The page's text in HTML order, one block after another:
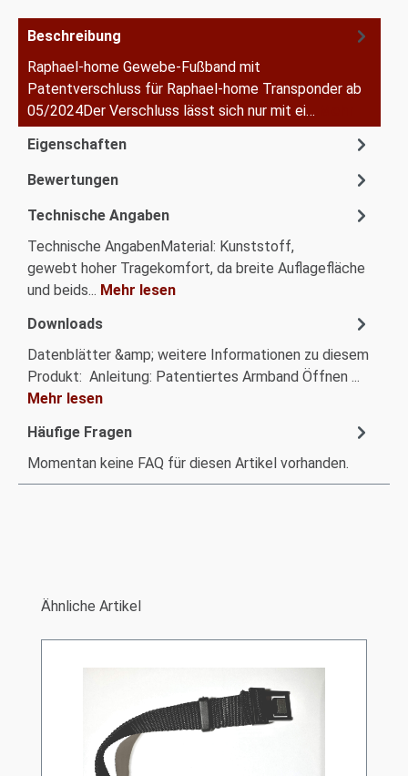
Beschreibung
Raphael-home Gewebe-Fußband mit
Patentverschluss für Raphael-home Transponder ab
05/2024Der Verschluss lässt sich nur mit ei…
Eigenschaften
Bewertungen
Technische Angaben
Technische AngabenMaterial: Kunststoff,
gewebt hoher Tragekomfort, da breite Auflagefläche
und beids... Mehr lesen
Downloads
Datenblätter &amp; weitere Informationen zu diesem
Produkt: Anleitung: Patentiertes Armband Öffnen ...
Mehr lesen
Häufige Fragen
Momentan keine FAQ für diesen Artikel vorhanden.
Produktgalerie überspringen
Ähnliche Artikel